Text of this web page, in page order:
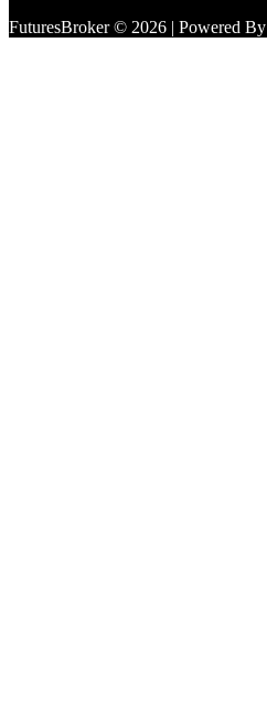
FuturesBroker © 2026 | Powered By